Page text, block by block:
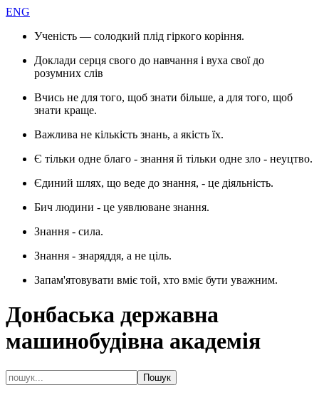
ENG
Ученість — солодкий плід гіркого коріння.
Доклади серця свого до навчання і вуха свої до
розумних слів
Вчись не для того, щоб знати більше, а для того, щоб
знати краще.
Важлива не кількість знань, а якість їх.
Є тільки одне благо - знання й тільки одне зло - неуцтво.
Єдиний шлях, що веде до знання, - це діяльність.
Бич людини - це уявлюване знання.
Знання - сила.
Знання - знаряддя, а не ціль.
Запам'ятовувати вміє той, хто вміє бути уважним.
Донбаська державна
машинобудівна академія